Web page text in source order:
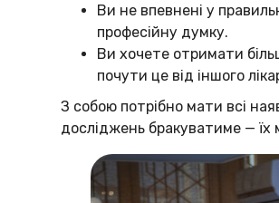
Ви не впевнені у
професійну думку.
Ви хочете отримати
почути це від іншого
З собою потрібно мати всі
досліджень бракуватиме —